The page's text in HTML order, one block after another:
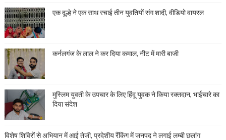
एक दूल्हे ने एक साथ रचाई तीन युवतियों संग शादी, वीडियो वायरल
कर्नलगंज के लाल ने कर दिया कमाल, नीट में मारी बाजी
मुस्लिम युवती के उपचार के लिए हिंदू युवक ने किया रक्तदान, भाईचारे का
दिया संदेश
विशेष शिविरों से अभियान में आई तेजी, प्रदेशीय रैंकिंग में जनपद ने लगाई लम्बी छलांग